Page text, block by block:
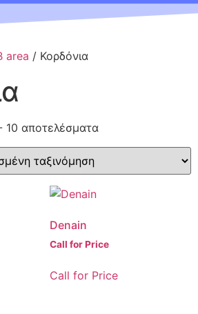
area / Κορδόνια
10 αποτελέσματα
Denain
Call for Price
Call for Price